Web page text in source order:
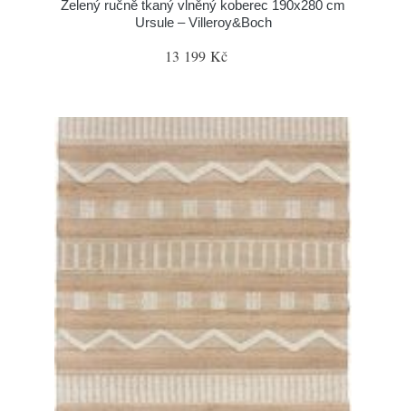
Zelený ručně tkaný vlněný koberec 190x280 cm
Ursule – Villeroy&Boch
13 199 Kč